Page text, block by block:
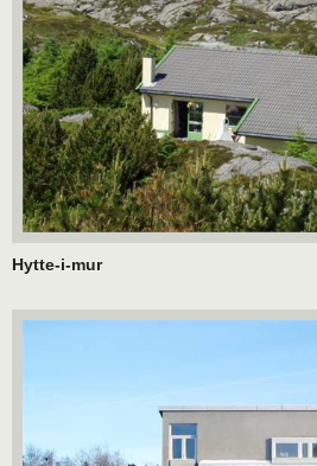
Hytte-i-mur